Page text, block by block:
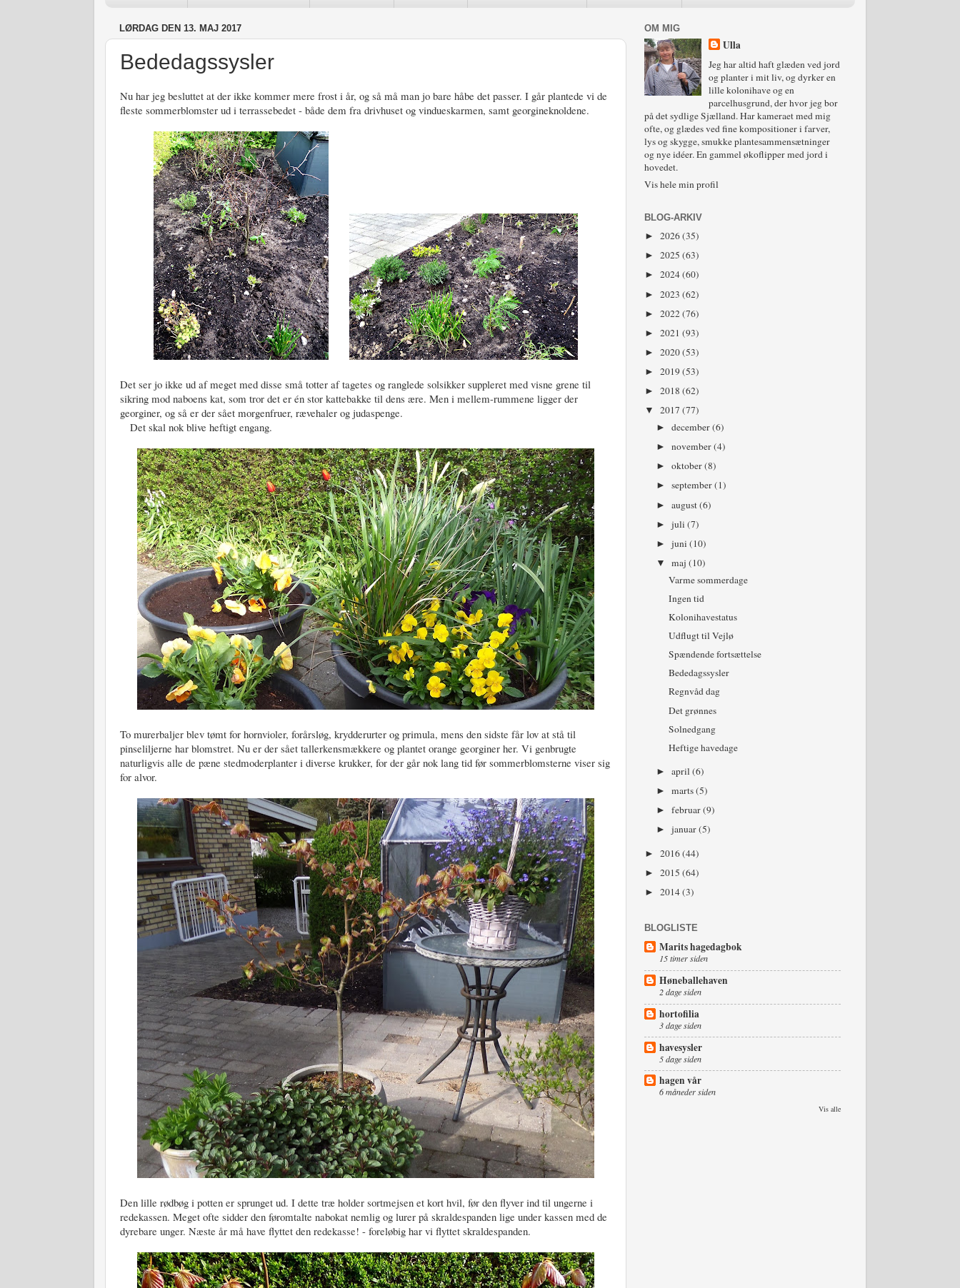
LØRDAG DEN 13. MAJ 2017
Bededagssysler
Nu har jeg besluttet at der ikke kommer mere frost i år, og så må man jo bare håbe det passer. I går plantede vi de
fleste sommerblomster ud i terrassebedet - både dem fra drivhuset og vindueskarmen, samt georgineknoldene.
Det ser jo ikke ud af meget med disse små totter af tagetes og ranglede solsikker suppleret med visne grene til
sikring mod naboens kat, som tror det er én stor kattebakke til dens ære. Men i mellem-rummene ligger der
georginer, og så er der sået morgenfruer, rævehaler og judaspenge.
Det skal nok blive heftigt engang.
To murerbaljer blev tømt for hornvioler, forårsløg, krydderurter og primula, mens den sidste får lov at stå til
pinseliljerne har blomstret. Nu er der sået tallerkensmækkere og plantet orange georginer her. Vi genbrugte
naturligvis alle de pæne stedmoderplanter i diverse krukker, for der går nok lang tid før sommerblomsterne viser sig
for alvor.
Den lille rødbøg i potten er sprunget ud. I dette træ holder sortmejsen et kort hvil, før den flyver ind til ungerne i
redekassen. Meget ofte sidder den føromtalte nabokat nemlig og lurer på skraldespanden lige under kassen med de
dyrebare unger. Næste år må have flyttet den redekasse! - foreløbig har vi flyttet skraldespanden.
OM MIG
Ulla
Jeg har altid haft glæden ved jord
og planter i mit liv, og dyrker en
lille kolonihave og en
parcelhusgrund, der hvor jeg bor
på det sydlige Sjælland. Har kameraet med mig
ofte, og glædes ved fine kompositioner i farver,
lys og skygge, smukke plantesammensætninger
og nye idéer. En gammel økoflipper med jord i
hovedet.
Vis hele min profil
BLOG-ARKIV
► 2026(35)
► 2025 (63)
► 2024(60)
► 2023 (62)
► 2022(76)
► 2021 (93)
► 2020(53)
► 2019(53)
► 2018 (62)
▼ 2017 (77)
►december(6)
►november(4)
►oktober(8)
►september(1)
►august(6)
►juli(7)
►juni(10)
▼maj(10)
Varme sommerdage
Ingen tid
Kolonihavestatus
Udflugt til Vejlø
Spændende fortsættelse
Bededagssysler
Regnvåd dag
Det grønnes
Solnedgang
Heftige havedage
►april(6)
►marts(5)
►februar(9)
►januar(5)
► 2016(44)
► 2015 (64)
► 2014(3)
BLOGLISTE
Marits hagedagbok
15 timer siden
Høneballehaven
2 dage siden
hortofilia
3 dage siden
havesysler
5 dage siden
hagen vår
6 måneder siden
Vis alle